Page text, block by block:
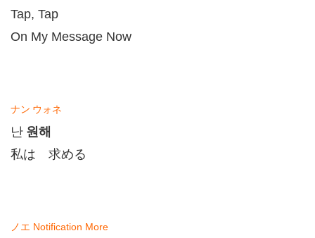
Tap, Tap
On My Message Now
ナン ウォネ
난 원해
私は 求める
ノエ Notification More